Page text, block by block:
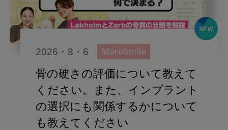
2026・8・6 MoreSmile
骨の硬さの評価について教えて
ください。また、インプラント
の選択にも関係するかについて
も教えてください